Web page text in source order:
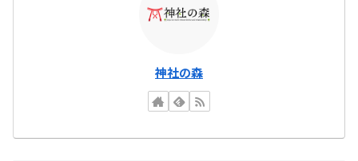
神社の森